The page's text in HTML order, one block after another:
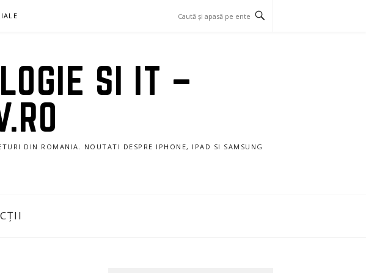
SI IT –
DIN ROMANIA. NOUTATI DESPRE IPHONE, IPAD SI SAMSUNG